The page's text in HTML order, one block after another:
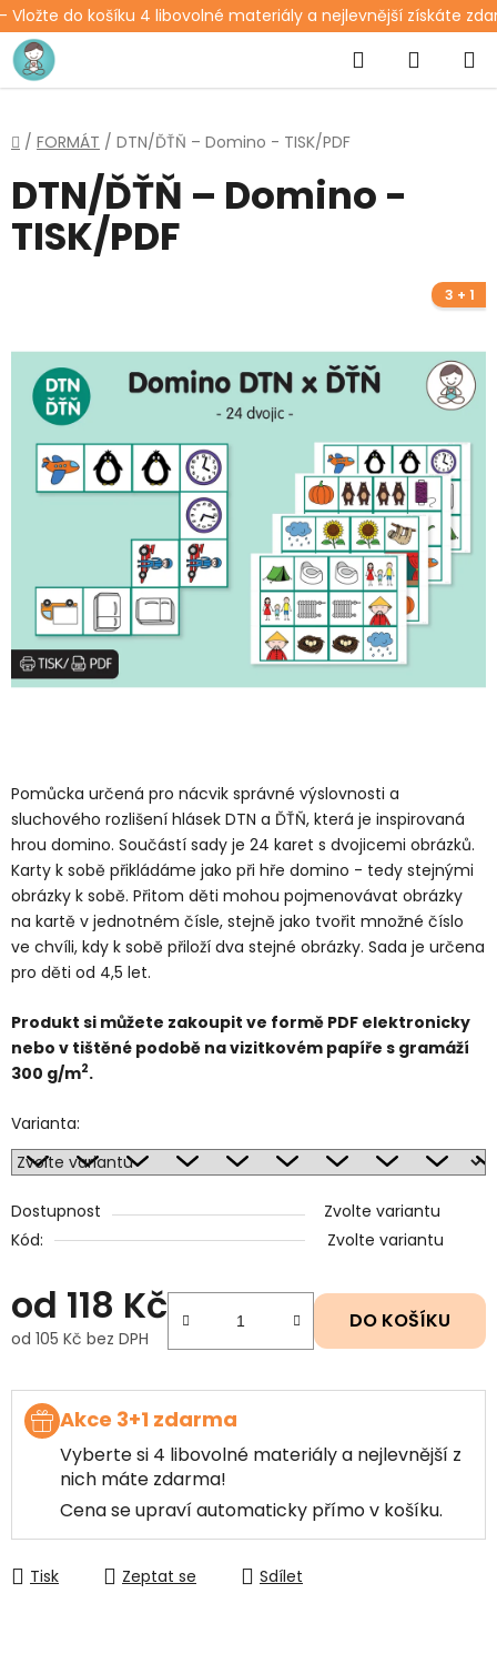
Vložte do košíku 4 libovolné materiály a nejlevnější získáte
Přejít
na
obsah
Hledat
KOŠÍK
Domů
/ FORMÁT / DTN/ĎŤŇ – Domino - TISK/PDF
Pomůcka určená pro nácvik správné výslovnosti a
sluchového rozlišení hlásek DTN a ĎŤŇ, která je inspirovaná
hrou domino. Součástí sady je 24 karet s dvojicemi obrázků.
Karty k sobě přikládáme jako při hře domino - tedy stejnými
obrázky k sobě. Přitom děti mohou pojmenovávat obrázky
na kartě v jednotném čísle, stejně jako tvořit množné číslo
ve chvíli, kdy k sobě přiloží dva stejné obrázky. Sada je určena
pro děti od 4,5 let.
Produkt si můžete zakoupit ve formě PDF elektronicky
nebo v tištěné podobě na vizitkovém papíře s gramáží
300 g/m2.
Varianta:
Dostupnost
Zvolte variantu
Kód:
Zvolte variantu
od 118 Kč
od 105 Kč bez DPH
DO KOŠÍKU
Akce 3+1 zdarma
Vyberte si 4 libovolné materiály a nejlevnější z
nich máte zdarma!
Cena se upraví automaticky přímo v košíku.
Tisk Zeptat se Sdílet
DTN/ĎŤŇ – Domino -
TISK/PDF
3 + 1